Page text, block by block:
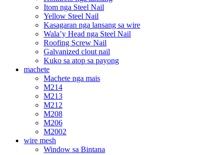
Itom nga Steel Nail
Yellow Steel Nail
Kasagaran nga lansang sa wire
Wala’y Head nga Steel Nail
Roofing Screw Nail
Galvanized clout nail
Kuko sa atop sa payong
machete
Machete nga mais
M214
M213
M212
M208
M206
M2002
wire mesh
Window sa Bintana